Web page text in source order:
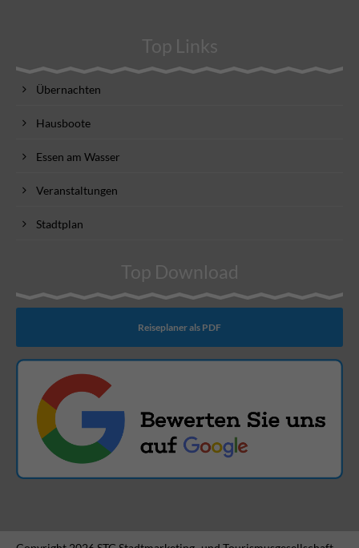
Top Links
Übernachten
Hausboote
Essen am Wasser
Veranstaltungen
Stadtplan
Top Download
Reiseplaner als PDF